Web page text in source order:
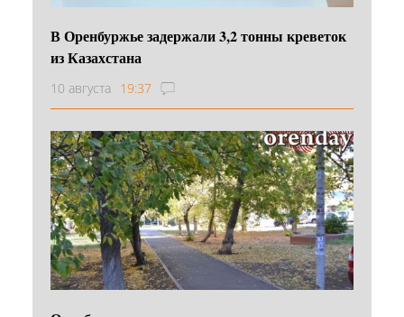
В Оренбуржье задержали 3,2 тонны креветок
из Казахстана
10 августа 19:37